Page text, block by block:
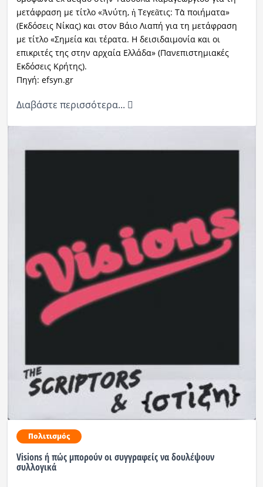
μετάφραση με τίτλο «Ἀνύτη, ἡ Τεγεᾶτις: Τὰ ποιήματα»
(Εκδόσεις Νίκας) και στον Βάιο Λιαπή για τη μετάφραση
με τίτλο «Σημεία και τέρατα. Η δεισιδαιμονία και οι
επικριτές της στην αρχαία Ελλάδα» (Πανεπιστημιακές
Εκδόσεις Κρήτης).
Πηγή: efsyn.gr
Διαβάστε περισσότερα...
Πολιτισμός
Visions ή πώς μπορούν οι συγγραφείς να δουλέψουν
συλλογικά